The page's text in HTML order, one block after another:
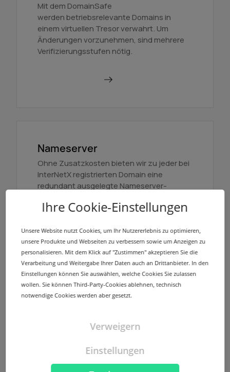
Mit dem DomainSafe
werden betriebsrelevante Domains in
einem virtuellen Tresor verwahrt. Um
Änderungen vorzunehmen, sind mehrere
Verifizierungsstufen nötig.
Nameserver
Ohne Zusatzkosten bieten wir zu jeder bei
InterNetX registrierten Domain eine
redundant ausgelegte Nameserver-
NodeSecure Anycast
InterNetX. Er bietet ohne Mehrkosten die
Option, Zonen mit DNSSEC zu signieren
Ihre Cookie-Einstellungen
Unsere Website nutzt Cookies, um Ihr Nutzererlebnis zu optimieren,
unsere Produkte und Webseiten zu verbessern sowie um Anzeigen zu
personalisieren. Mit dem Klick auf "Zustimmen" akzeptieren Sie die
Verarbeitung und Weitergabe Ihrer Daten auch an Drittanbieter. In den
Einstellungen können Sie auswählen, welche Cookies Sie zulassen
wollen. Sie können Third-Party-Cookies ablehnen, technisch
notwendige Cookies werden aber gesetzt.
Verweigern
Einstellungen